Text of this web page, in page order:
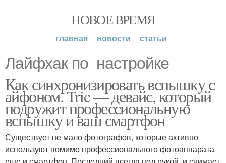
НОВОЕ ВРЕМЯ
главная новости статьи
Лайфхак по настройке
Как синхронизировать вспышку с
айфоном. Tric — девайс, который
подружит профессиональную
вспышку и ваш смартфон
Существует не мало фотографов, которые активно
используют помимо профессионального фотоаппарата